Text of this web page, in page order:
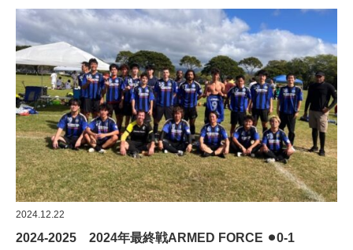
2024.12.22
2024-2025 2024年最終戦ARMED FORCE ⚫︎0-1